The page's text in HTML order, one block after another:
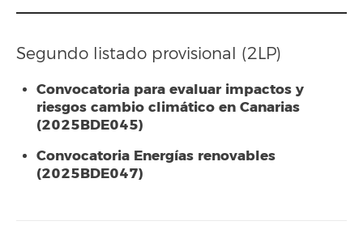
Segundo listado provisional (2LP)
Convocatoria para evaluar impactos y
riesgos cambio climático en Canarias
(2025BDE045)
Convocatoria Energías renovables
(2025BDE047)